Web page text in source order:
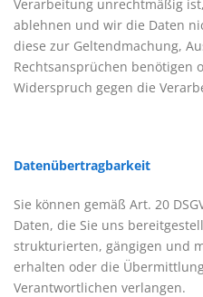
Verarbeitung unrechtmäßig
ablehnen und wir die Daten
diese zur Geltendmachung,
Rechtsansprüchen benötigen
Widerspruch gegen die
Datenübertragbarkeit
Sie können gemäß Art. 20
Daten, die Sie uns
strukturierten, gängigen und
erhalten oder die
Verantwortlichen verlangen.